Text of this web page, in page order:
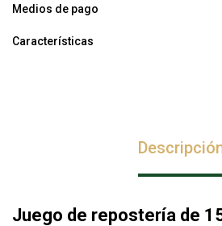
Medios de pago
Características
Juego de repostería de